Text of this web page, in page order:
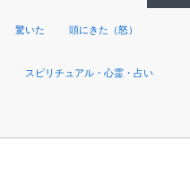
驚いた 頭にきた（怒）
スピリチュアル・心霊・占い